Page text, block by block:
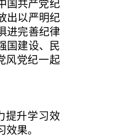
国共产党纪
出以严明纪
进完善纪律
国建设、民
风党纪一起
提升学习效
果。